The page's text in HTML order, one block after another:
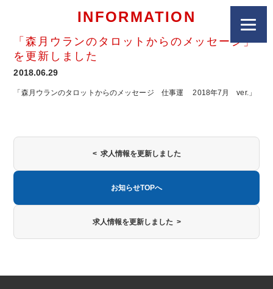
INFORMATION
「森月ウランのタロットからのメッセージ」
を更新しました
2018.06.29
「森月ウランのタロットからのメッセージ 仕事運 2018年7月 ver.」
< 求人情報を更新しました
お知らせTOPへ
求人情報を更新しました >